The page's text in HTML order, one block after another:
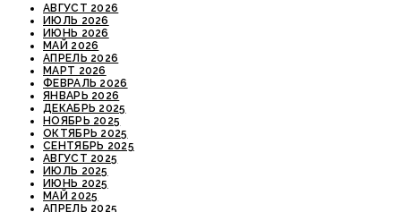
АВГУСТ 2026
ИЮЛЬ 2026
ИЮНЬ 2026
МАЙ 2026
АПРЕЛЬ 2026
МАРТ 2026
ФЕВРАЛЬ 2026
ЯНВАРЬ 2026
ДЕКАБРЬ 2025
НОЯБРЬ 2025
ОКТЯБРЬ 2025
СЕНТЯБРЬ 2025
АВГУСТ 2025
ИЮЛЬ 2025
ИЮНЬ 2025
МАЙ 2025
АПРЕЛЬ 2025